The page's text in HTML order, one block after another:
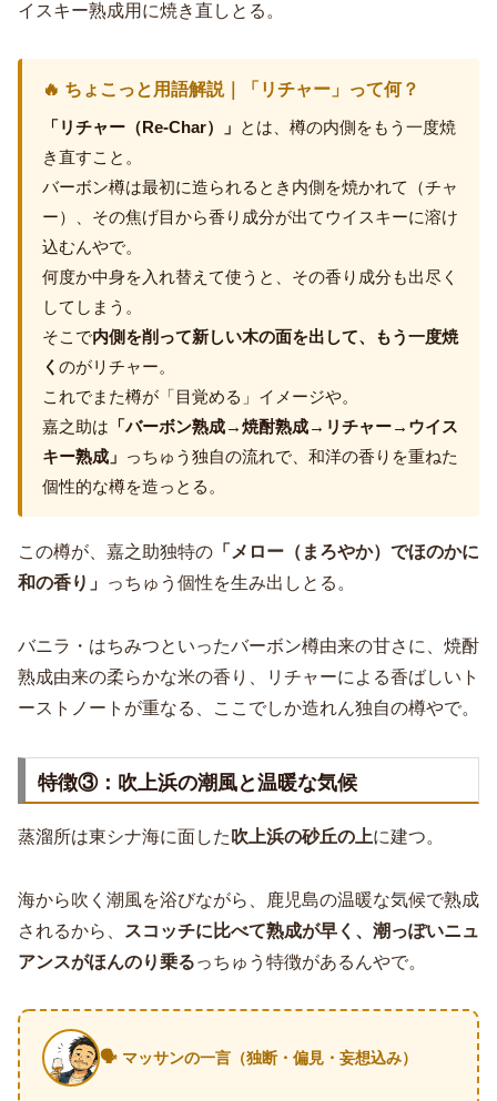
イスキー熟成用に焼き直しとる。
🔥 ちょこっと用語解説｜「リチャー」って何？
「リチャー（Re-Char）」 とは、樽の内側をもう一度焼
き直すこと。
バーボン樽は最初に造られるとき内側を焼かれて（チャ
ー）、その焦げ目から香り成分が出てウイスキーに溶け
込むんやで。
何度か中身を入れ替えて使うと、その香り成分も出尽く
してしまう。
そこで内側を削って新しい木の面を出して、もう一度焼
く のがリチャー。
これでまた樽が「目覚める」イメージや。
嘉之助は 「バーボン熟成→焼酎熟成→リチャー→ウイス
キー熟成」 っちゅう独自の流れで、和洋の香りを重ねた
個性的な樽を造っとる。
この樽が、嘉之助独特の 「メロー（まろやか）でほのかに
和の香り」 っちゅう個性を生み出しとる。
バニラ・はちみつといったバーボン樽由来の甘さに、焼酎
熟成由来の柔らかな米の香り、リチャーによる香ばしいト
ーストノートが重なる、ここでしか造れん独自の樽やで。
特徴③：吹上浜の潮風と温暖な気候
蒸溜所は東シナ海に面した 吹上浜の砂丘の上に建つ。
海から吹く潮風を浴びながら、鹿児島の温暖な気候で熟成
されるから、
スコッチに比べて熟成が早く、潮っぽいニュ
アンスがほんのり乗るっちゅう特徴があるんやで。
🗣️ マッサンの一言（独断・偏見・妄想込み）